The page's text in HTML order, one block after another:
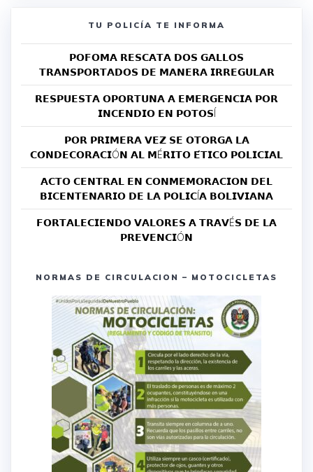
TU POLICÍA TE INFORMA
𝗣𝗢𝗙𝗢𝗠𝗔 𝗥𝗘𝗦𝗖𝗔𝗧𝗔 𝗗𝗢𝗦 𝗚𝗔𝗟𝗟𝗢𝗦
𝗧𝗥𝗔𝗡𝗦𝗣𝗢𝗥𝗧𝗔𝗗𝗢𝗦 𝗗𝗘 𝗠𝗔𝗡𝗘𝗥𝗔 𝗜𝗥𝗥𝗘𝗚𝗨𝗟𝗔𝗥
𝗥𝗘𝗦𝗣𝗨𝗘𝗦𝗧𝗔 𝗢𝗣𝗢𝗥𝗧𝗨𝗡𝗔 𝗔 𝗘𝗠𝗘𝗥𝗚𝗘𝗡𝗖𝗜𝗔 𝗣𝗢𝗥
𝗜𝗡𝗖𝗘𝗡𝗗𝗜𝗢 𝗘𝗡 𝗣𝗢𝗧𝗢𝗦Í
𝗣𝗢𝗥 𝗣𝗥𝗜𝗠𝗘𝗥𝗔 𝗩𝗘𝗭 𝗦𝗘 𝗢𝗧𝗢𝗥𝗚𝗔 𝗟𝗔
𝗖𝗢𝗡𝗗𝗘𝗖𝗢𝗥𝗔𝗖𝗜Ó𝗡 𝗔𝗟 𝗠É𝗥𝗜𝗧𝗢 𝗘́𝗧𝗜𝗖𝗢 𝗣𝗢𝗟𝗜𝗖𝗜𝗔𝗟
𝗔𝗖𝗧𝗢 𝗖𝗘𝗡𝗧𝗥𝗔𝗟 𝗘𝗡 𝗖𝗢𝗡𝗠𝗘𝗠𝗢𝗥𝗔𝗖𝗜𝗢𝗡 𝗗𝗘𝗟
𝗕𝗜𝗖𝗘𝗡𝗧𝗘𝗡𝗔𝗥𝗜𝗢 𝗗𝗘 𝗟𝗔 𝗣𝗢𝗟𝗜𝗖Í𝗔 𝗕𝗢𝗟𝗜𝗩𝗜𝗔𝗡𝗔
𝗙𝗢𝗥𝗧𝗔𝗟𝗘𝗖𝗜𝗘𝗡𝗗𝗢 𝗩𝗔𝗟𝗢𝗥𝗘𝗦 𝗔 𝗧𝗥𝗔𝗩É𝗦 𝗗𝗘 𝗟𝗔
𝗣𝗥𝗘𝗩𝗘𝗡𝗖𝗜Ó𝗡
NORMAS DE CIRCULACION – MOTOCICLETAS